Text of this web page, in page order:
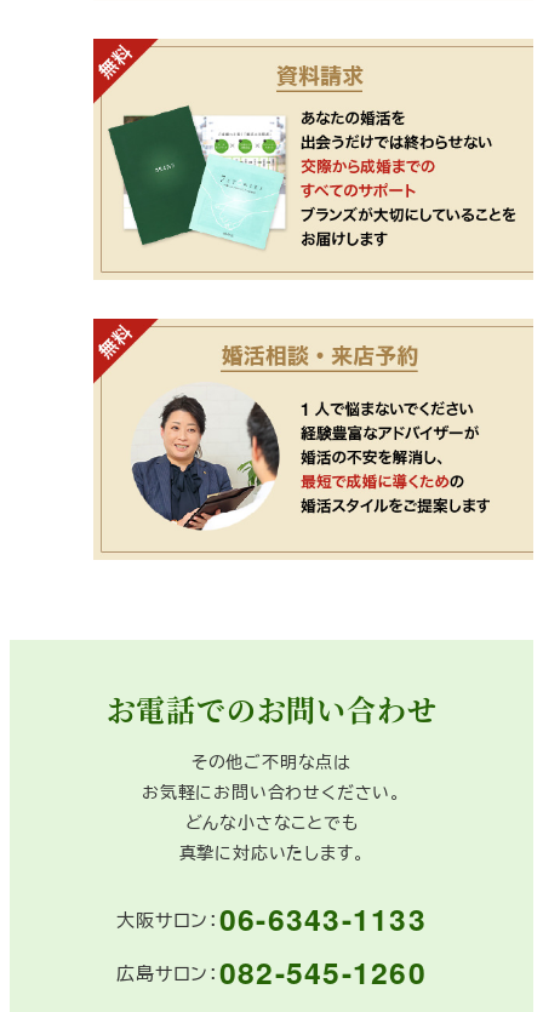
お電話でのお問い合わせ
その他ご不明な点は
お気軽にお問い合わせください。
どんな小さなことでも
真摯に対応いたします。
大阪サロン：06-6343-1133
広島サロン：082-545-1260